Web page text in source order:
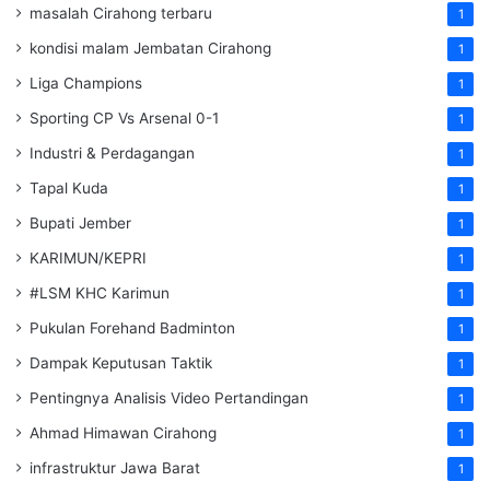
masalah Cirahong terbaru 1
kondisi malam Jembatan Cirahong 1
Liga Champions 1
Sporting CP Vs Arsenal 0-1 1
Industri & Perdagangan 1
Tapal Kuda 1
Bupati Jember 1
KARIMUN/KEPRI 1
#LSM KHC Karimun 1
Pukulan Forehand Badminton 1
Dampak Keputusan Taktik 1
Pentingnya Analisis Video Pertandingan 1
Ahmad Himawan Cirahong 1
infrastruktur Jawa Barat 1